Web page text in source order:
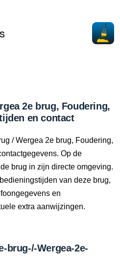
2e brug, Foudering,
en contact
/ Wergea 2e brug, Foudering,
Op de
brug in zijn directe omgeving.
van deze brug,
en
extra aanwijzingen.
brug-/-Wergea-2e-